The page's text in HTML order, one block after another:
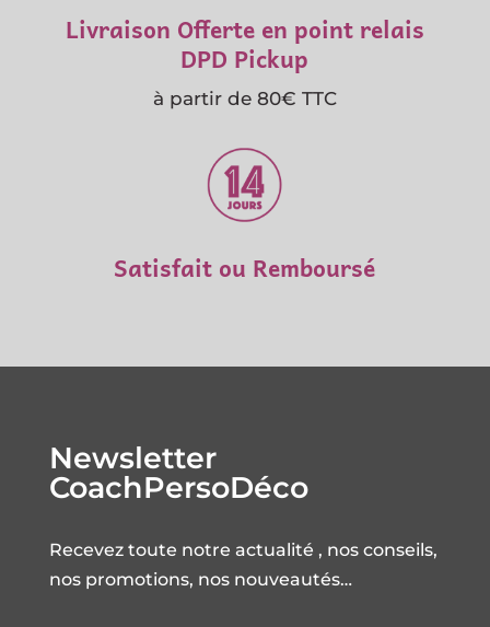
Livraison Offerte en point relais
DPD Pickup
à partir de 80€ TTC
Satisfait ou Remboursé
Newsletter
CoachPersoDéco
Recevez toute notre actualité , nos conseils,
nos promotions, nos nouveautés…